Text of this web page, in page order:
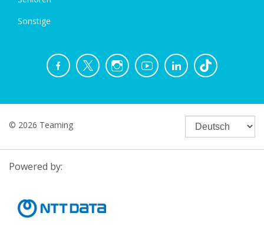
Sonstige
© 2026 Teaming
Powered by: